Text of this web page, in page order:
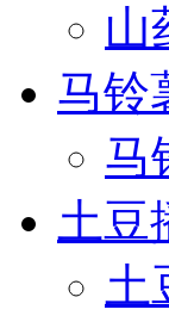
山
马铃
马
土豆
土